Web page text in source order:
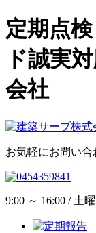
定期点
ド誠実
会社
お気軽にお問い合
9:00 ～ 16:00 / 土